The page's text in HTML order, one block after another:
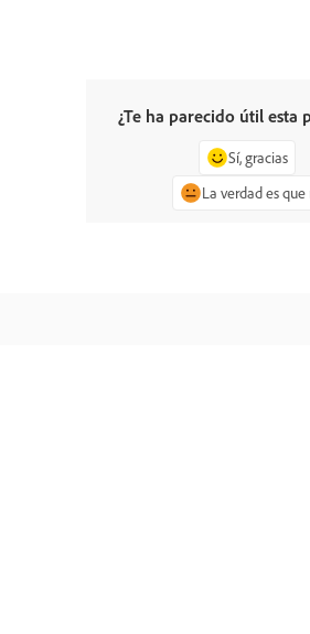
¿Te ha parecido útil esta
Sí, gracias
La verdad es que